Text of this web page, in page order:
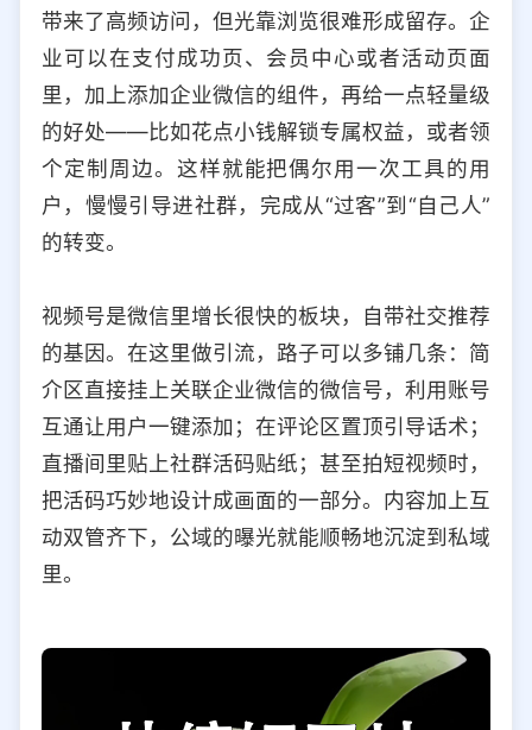
带来了高频访问，但光靠浏览很难形成留存。企
业可以在支付成功页、会员中心或者活动页面
里，加上添加企业微信的组件，再给一点轻量级
的好处——比如花点小钱解锁专属权益，或者领
个定制周边。这样就能把偶尔用一次工具的用
户，慢慢引导进社群，完成从“过客”到“自己人”
的转变。
视频号是微信里增长很快的板块，自带社交推荐
的基因。在这里做引流，路子可以多铺几条：简
介区直接挂上关联企业微信的微信号，利用账号
互通让用户一键添加；在评论区置顶引导话术；
直播间里贴上社群活码贴纸；甚至拍短视频时，
把活码巧妙地设计成画面的一部分。内容加上互
动双管齐下，公域的曝光就能顺畅地沉淀到私域
里。